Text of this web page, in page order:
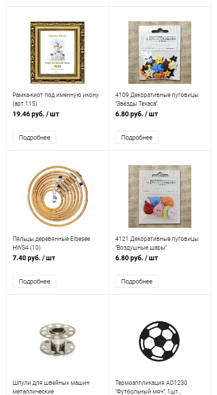
Рамка-киот под именную икону
(арт.115)
19.46 руб. / шт
Подробнее
4109 Декоративные пуговицы
"Звёзды Техаса"
6.80 руб. / шт
Подробнее
Пяльцы деревянные Elbesee
HWS4 (10)
7.40 руб. / шт
Подробнее
4121 Декоративные пуговицы
"Воздушные шары"
6.80 руб. / шт
Подробнее
Шпули для швейных машин
металлические
Термоаппликация AD1230
"Футбольный мяч", 1шт.,